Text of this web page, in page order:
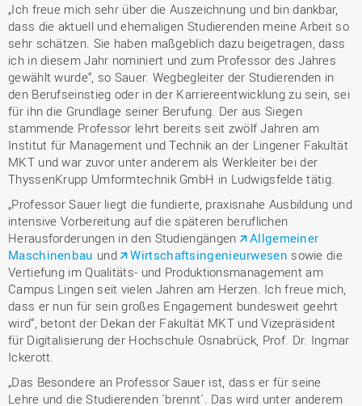
„Ich freue mich sehr über die Auszeichnung und bin dankbar,
dass die aktuell und ehemaligen Studierenden meine Arbeit so
sehr schätzen. Sie haben maßgeblich dazu beigetragen, dass
ich in diesem Jahr nominiert und zum Professor des Jahres
gewählt wurde“, so Sauer. Wegbegleiter der Studierenden in
den Berufseinstieg oder in der Karriereentwicklung zu sein, sei
für ihn die Grundlage seiner Berufung. Der aus Siegen
stammende Professor lehrt bereits seit zwölf Jahren am
Institut für Management und Technik an der Lingener Fakultät
MKT und war zuvor unter anderem als Werkleiter bei der
ThyssenKrupp Umformtechnik GmbH in Ludwigsfelde tätig.
„Professor Sauer liegt die fundierte, praxisnahe Ausbildung und
intensive Vorbereitung auf die späteren beruflichen
Herausforderungen in den Studiengängen
Allgemeiner
Maschinenbau und Wirtschaftsingenieurwesen sowie die
Vertiefung im Qualitäts- und Produktionsmanagement am
Campus Lingen seit vielen Jahren am Herzen. Ich freue mich,
dass er nun für sein großes Engagement bundesweit geehrt
wird“, betont der Dekan der Fakultät MKT und Vizepräsident
für Digitalisierung der Hochschule Osnabrück, Prof. Dr. Ingmar
Ickerott.
„Das Besondere an Professor Sauer ist, dass er für seine
Lehre und die Studierenden `brennt´. Das wird unter anderem